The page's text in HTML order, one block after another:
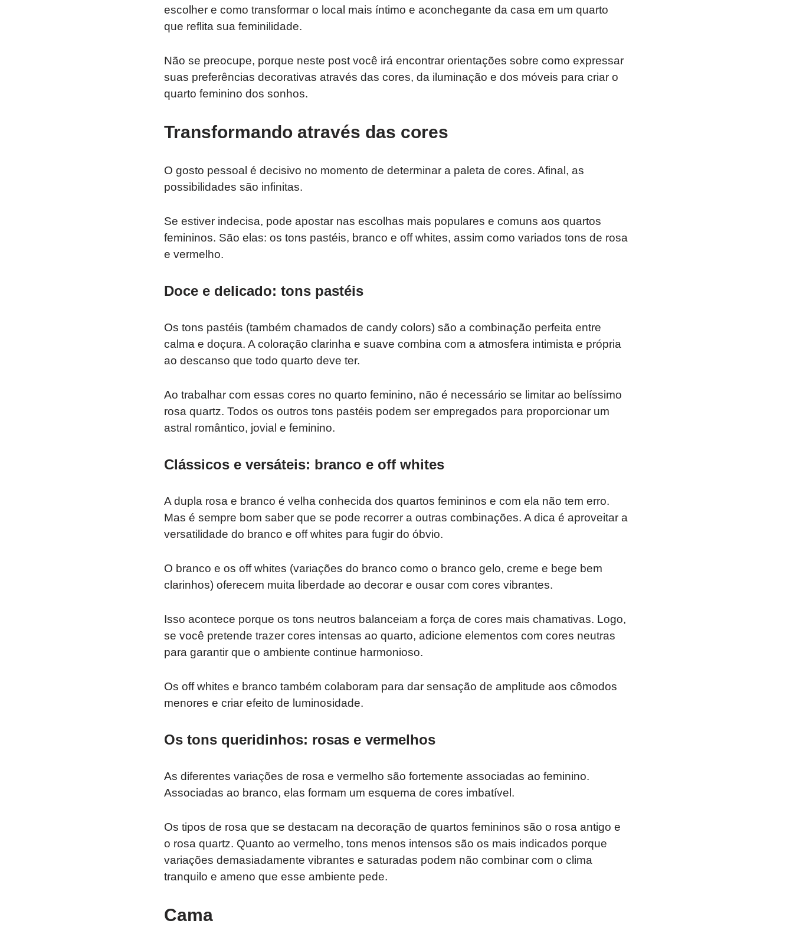
escolher e como transformar o local mais íntimo e aconchegante da casa em um quarto
que reflita sua feminilidade.
Não se preocupe, porque neste post você irá encontrar orientações sobre como expressar
suas preferências decorativas através das cores, da iluminação e dos móveis para criar o
quarto feminino dos sonhos.
Transformando através das cores
O gosto pessoal é decisivo no momento de determinar a paleta de cores. Afinal, as
possibilidades são infinitas.
Se estiver indecisa, pode apostar nas escolhas mais populares e comuns aos quartos
femininos. São elas: os tons pastéis, branco e off whites, assim como variados tons de rosa
e vermelho.
Doce e delicado: tons pastéis
Os tons pastéis (também chamados de candy colors) são a combinação perfeita entre
calma e doçura. A coloração clarinha e suave combina com a atmosfera intimista e própria
ao descanso que todo quarto deve ter.
Ao trabalhar com essas cores no quarto feminino, não é necessário se limitar ao belíssimo
rosa quartz. Todos os outros tons pastéis podem ser empregados para proporcionar um
astral romântico, jovial e feminino.
Clássicos e versáteis: branco e off whites
A dupla rosa e branco é velha conhecida dos quartos femininos e com ela não tem erro.
Mas é sempre bom saber que se pode recorrer a outras combinações. A dica é aproveitar a
versatilidade do branco e off whites para fugir do óbvio.
O branco e os off whites (variações do branco como o branco gelo, creme e bege bem
clarinhos) oferecem muita liberdade ao decorar e ousar com cores vibrantes.
Isso acontece porque os tons neutros balanceiam a força de cores mais chamativas. Logo,
se você pretende trazer cores intensas ao quarto, adicione elementos com cores neutras
para garantir que o ambiente continue harmonioso.
Os off whites e branco também colaboram para dar sensação de amplitude aos cômodos
menores e criar efeito de luminosidade.
Os tons queridinhos: rosas e vermelhos
As diferentes variações de rosa e vermelho são fortemente associadas ao feminino.
Associadas ao branco, elas formam um esquema de cores imbatível.
Os tipos de rosa que se destacam na decoração de quartos femininos são o rosa antigo e
o rosa quartz. Quanto ao vermelho, tons menos intensos são os mais indicados porque
variações demasiadamente vibrantes e saturadas podem não combinar com o clima
tranquilo e ameno que esse ambiente pede.
Cama